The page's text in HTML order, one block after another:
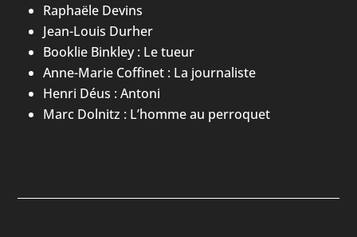
Raphaële Devins
Jean-Louis Durher
Booklie Binkley : Le tueur
Anne-Marie Coffinet : La journaliste
Henri Déus : Antoni
Marc Dolnitz : L’homme au perroquet